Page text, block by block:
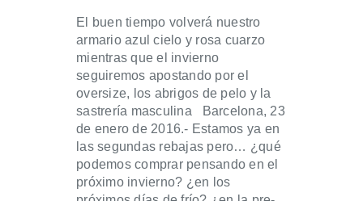
El buen tiempo volverá nuestro
armario azul cielo y rosa cuarzo
mientras que el invierno
seguiremos apostando por el
oversize, los abrigos de pelo y la
sastrería masculina Barcelona, 23
de enero de 2016.- Estamos ya en
las segundas rebajas pero… ¿qué
podemos comprar pensando en el
próximo invierno? ¿en los